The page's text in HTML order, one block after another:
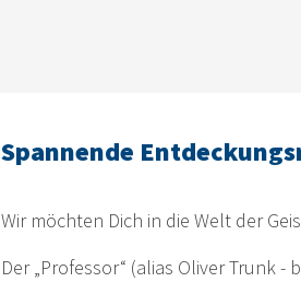
Spannende
Wir möchten Dich in die Welt der
Der „Professor“ (alias Oliver Trunk